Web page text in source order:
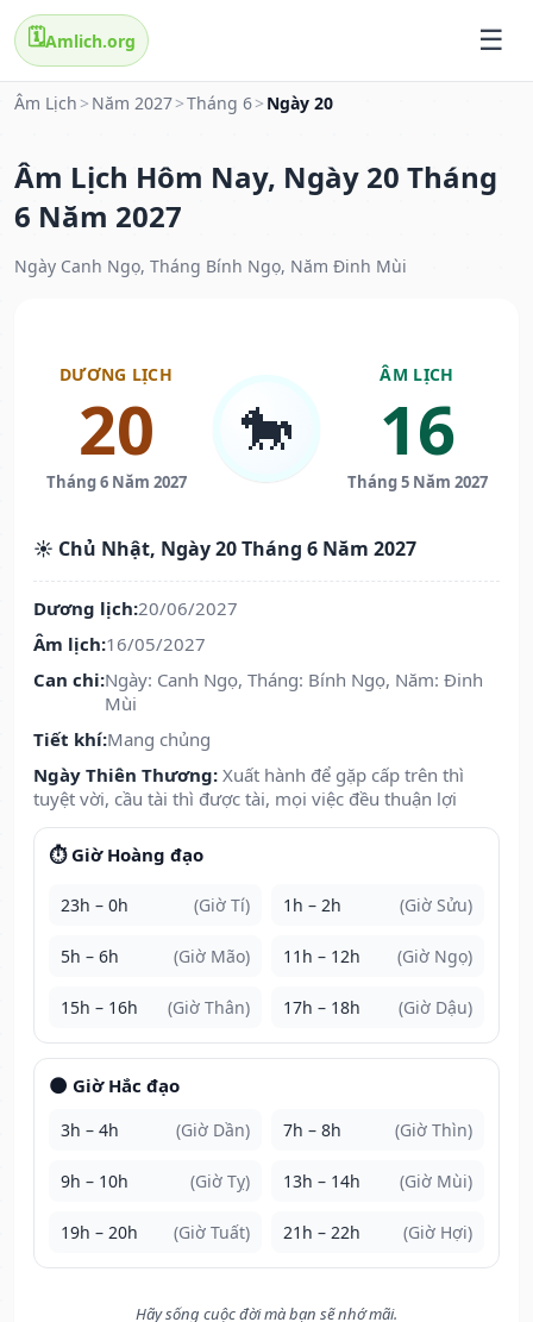
🗓️Amlich.org
Âm Lịch > Năm 2027>Tháng 6> Ngày 20
Âm Lịch Hôm Nay, Ngày 20 Tháng
6 Năm 2027
Ngày Canh Ngọ, Tháng Bính Ngọ, Năm Đinh Mùi
DƯƠNG LỊCH
20
Tháng 6 Năm 2027
🐎
ÂM LỊCH
16
Tháng 5 Năm 2027
☀️ Chủ Nhật, Ngày 20 Tháng 6 Năm 2027
Dương lịch:20/06/2027
Âm lịch:16/05/2027
Can chi:Ngày: Canh Ngọ, Tháng: Bính Ngọ, Năm: Đinh
Mùi
Tiết khí:Mang chủng
Ngày Thiên Thương: Xuất hành để gặp cấp trên thì
tuyệt vời, cầu tài thì được tài, mọi việc đều thuận lợi
⏱️ Giờ Hoàng đạo
23h – 0h (Giờ Tí) 1h – 2h (Giờ Sửu)
5h – 6h (Giờ Mão) 11h – 12h (Giờ Ngọ)
15h – 16h (Giờ Thân) 17h – 18h (Giờ Dậu)
🌑 Giờ Hắc đạo
3h – 4h (Giờ Dần) 7h – 8h (Giờ Thìn)
9h – 10h (Giờ Tỵ) 13h – 14h (Giờ Mùi)
19h – 20h (Giờ Tuất) 21h – 22h (Giờ Hợi)
Hãy sống cuộc đời mà bạn sẽ nhớ mãi.